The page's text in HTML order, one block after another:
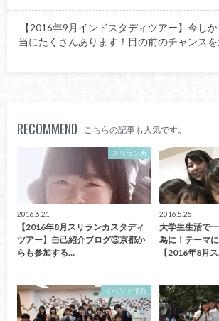
【2016年9月インドスタディツアー】今し
当にたくさんあります！目の前のチャンス
RECOMMEND こちらの記事も人気です。
スリランカ
2016.6.21
【2016年8月スリランカスタディ
ツアー】自己紹介ブログ③京都か
らも参加する…
2016.5.25
大学生生活で
為に！テーマ
【2016年8月
イベント情報